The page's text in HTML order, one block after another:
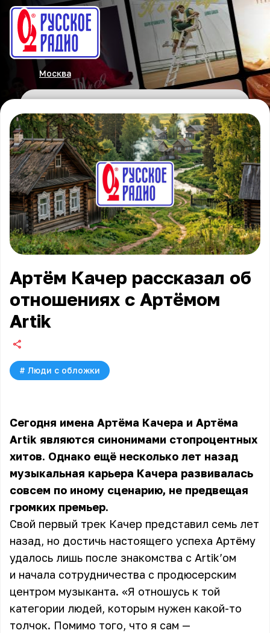
Москва
Артём Качер рассказал об
отношениях с Артёмом
Artik
# Люди с обложки
Сегодня имена Артёма Качера и Артёма
Artik являются синонимами стопроцентных
хитов. Однако ещё несколько лет назад
музыкальная карьера Качера развивалась
совсем по иному сценарию, не предвещая
громких премьер.
Свой первый трек Качер представил семь лет
назад, но достичь настоящего успеха Артёму
удалось лишь после знакомства с Artik’ом
и начала сотрудничества с продюсерским
центром музыканта. «Я отношусь к той
категории людей, которым нужен какой-то
толчок. Помимо того, что я сам —